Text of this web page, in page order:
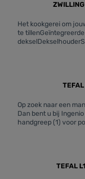
Het kookgerei om
te
Op zoek naar een
Dan bent u bij
handgreep (1) voor
handomdraai van
te gaan? Check.
18/10 roestvrij staal
TEFAL